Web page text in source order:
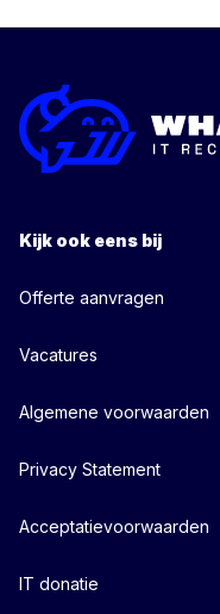
Kijk ook eens bij
Offerte aanvragen
Vacatures
Algemene voorwaarden
Privacy Statement
Acceptatievoorwaarden
IT donatie